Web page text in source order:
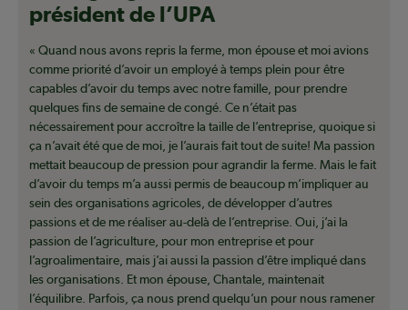
président de l’UPA
« Quand nous avons repris la ferme, mon épouse et moi avions
comme priorité d’avoir un employé à temps plein pour être
capables d’avoir du temps avec notre famille, pour prendre
quelques fins de semaine de congé. Ce n’était pas
nécessairement pour accroître la taille de l’entreprise, quoique si
ça n’avait été que de moi, je l’aurais fait tout de suite! Ma passion
mettait beaucoup de pression pour agrandir la ferme. Mais le fait
d’avoir du temps m’a aussi permis de beaucoup m’impliquer au
sein des organisations agricoles, de développer d’autres
passions et de me réaliser au-delà de l’entreprise. Oui, j’ai la
passion de l’agriculture, pour mon entreprise et pour
l’agroalimentaire, mais j’ai aussi la passion d’être impliqué dans
les organisations. Et mon épouse, Chantale, maintenait
l’équilibre. Parfois, ça nous prend quelqu’un pour nous ramener